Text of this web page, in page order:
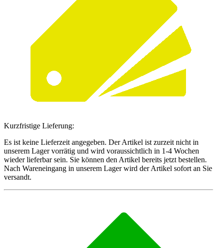
Kurzfristige Lieferung:
Es ist keine Lieferzeit angegeben. Der Artikel ist zurzeit nicht in
unserem Lager vorrätig und wird voraussichtlich in 1-4 Wochen
wieder lieferbar sein. Sie können den Artikel bereits jetzt bestellen.
Nach Wareneingang in unserem Lager wird der Artikel sofort an Sie
versandt.